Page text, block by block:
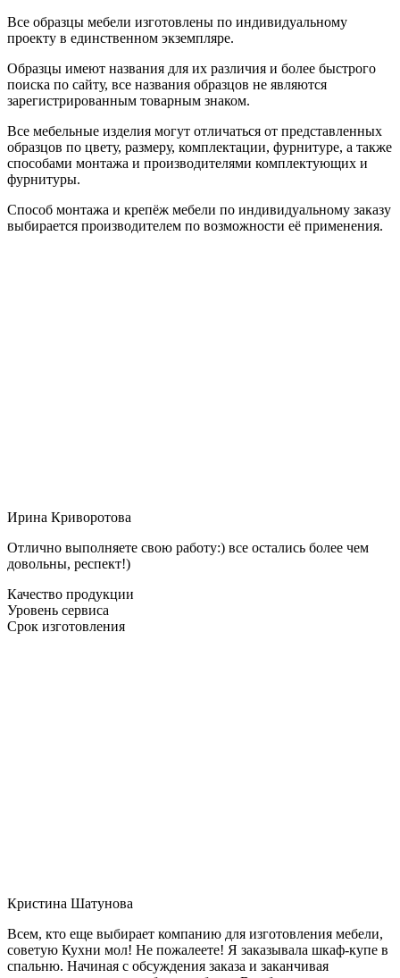
Все образцы мебели изготовлены по индивидуальному
проекту в единственном экземпляре.
Образцы имеют названия для их различия и более быстрого
поиска по сайту, все названия образцов не являются
зарегистрированным товарным знаком.
Все мебельные изделия могут отличаться от представленных
образцов по цвету, размеру, комплектации, фурнитуре, а также
способами монтажа и производителями комплектующих и
фурнитуры.
Способ монтажа и крепёж мебели по индивидуальному заказу
выбирается производителем по возможности её применения.
Ирина Криворотова
Отлично выполняете свою работу:) все остались более чем
довольны, респект!)
Качество продукции
Уровень сервиса
Срок изготовления
Кристина Шатунова
Всем, кто еще выбирает компанию для изготовления мебели,
советую Кухни мол! Не пожалеете! Я заказывала шкаф-купе в
спальню. Начиная с обсуждения заказа и заканчивая